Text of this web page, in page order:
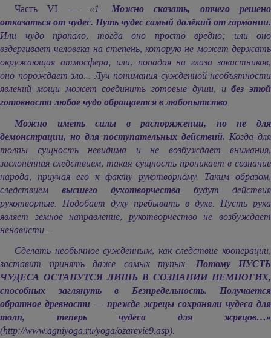
Часть VI. — «1.Можно сказать, отчего решено
отказаться от чудес. Путь чудес самый далёкий от гармонии.
Или чудо пропало, тогда оно просто вредно; или оно
вздергивает человека на степень, которую не может держать
окружающая атмосфера; или, попадая на глаза завистников,
оно порождает зло... Луч понимания сужденной необъятности
явлений мощи может соединить готовые души, ибез этой
готовности любое чудо обращается в любопытство.
Можно иметь силы в распоряжении, но не для
демонстрации, но для поступательных действий. Когда для
толпы сущность невидима и не возбуждает внимания,
заслонённая следствием, такая сущность проникает в сознание
народа, приучая его к факту рукотворному. Таким образом,
следствием высшего духотворчества будут действия
рукотворные. Подобает духу пребывать в духе. Пусть рука
являет земное направление, рукотворчество не возбуждает
ненависти…
Сделать необычное сужденным, как следствие кооперации,
заставит принять даже самых тупых. Потому ПУСТЬ
ЧУДЕСА ОСТАНУТСЯ ЛИШЬ В СОЗНАНИИ НЕМНОГИХ,
способных заглянуть в Безпредельность. Получается
обратное древности — прежде жрецы сохраняли чудеса для
толп, теперь чудеса для жрецов…»
(http://www.agniyoga.ru/yoga/ozarevie9.asp).